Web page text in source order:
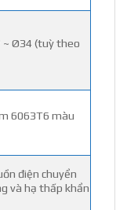
Ø34 (tuỳ theo
6063T6 màu
điện chuyển
và hạ thấp khẩn